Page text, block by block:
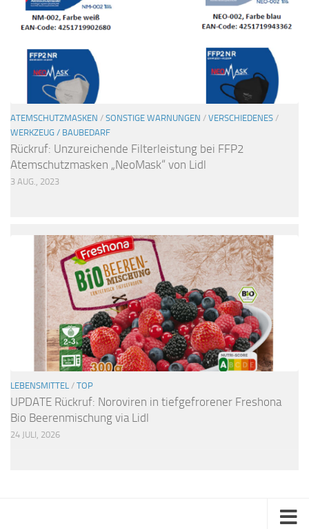
ATEMSCHUTZMASKEN / SONSTIGE WARNUNGEN / VERSCHIEDENES /
WERKZEUG / BAUBEDARF
Rückruf: Unzureichende Filterleistung bei FFP2
Atemschutzmasken „NeoMask“ von Lidl
3 AUG., 2023
LEBENSMITTEL / TOP
UPDATE Rückruf: Noroviren in tiefgefrorener Freshona
Bio Beerenmischung via Lidl
24 JULI, 2026